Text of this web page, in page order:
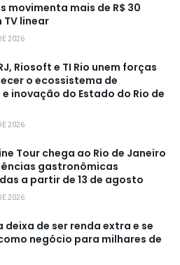
movimenta mais de R$ 30
TV linear
2026
Riosoft e TI Rio unem forças
o ecossistema de
inovação do Estado do Rio de
2026
Tour chega ao Rio de Janeiro
gastronômicas
a partir de 13 de agosto
2026
de ser renda extra e se
negócio para milhares de